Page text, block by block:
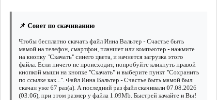
📌 Совет по скачиванию
Чтобы бесплатно скачать файл Инна Вальтер - Счастье быть
мамой на телефон, смартфон, планшет или компьютер - нажмите
на кнопку "Скачать" синего цвета, и начнется загрузка этого
файла. Если ничего не происходит, попробуйте кликнуть правой
кнопкой мыши на кнопке "Скачать" и выберите пункт "Сохранить
по ссылке как...". Файл Инна Вальтер - Счастье быть мамой был
скачан уже 67 раз(а). А последний раз файл скачивали 07.08.2026
(03:06), при этом размер у файла 1.09Mb. Быстрей качайте и Вы!